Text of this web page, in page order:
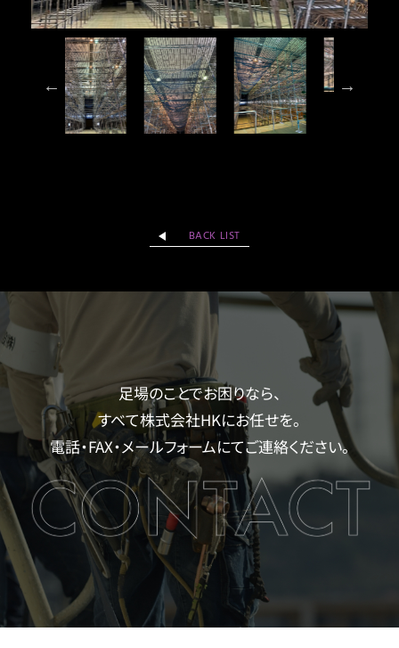
BACK LIST
足場のことでお困りなら、
すべて株式会社HKにお任せを。
電話・FAX・メールフォームにてご連絡ください。